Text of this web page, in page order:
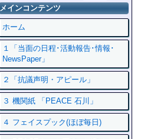
メインコンテンツ
ホーム
１「当面の日程･活動報告･情報･
NewsPaper」
２「抗議声明・アピール」
３ 機関紙 「PEACE 石川」
４ フェイスプック(ほぼ毎日)